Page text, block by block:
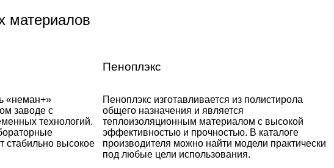
материалов
«неман+»
заводе с
технологий.
стабильно высокое
Пеноплэкс
Пеноплэкс изготавливается из полистирола
общего назначения и является
теплоизоляционным материалом с высокой
эффективностью и прочностью. В каталоге
производителя можно найти модели практически
под любые цели использования.